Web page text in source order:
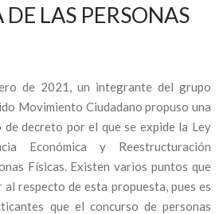
LAS PERSONAS
de 2021, un integrante del grupo
Movimiento Ciudadano propuso una
decreto por el que se expide la Ley
Económica y Reestructuración
Físicas. Existen varios puntos que
respecto de esta propuesta, pues es
que el concurso de personas